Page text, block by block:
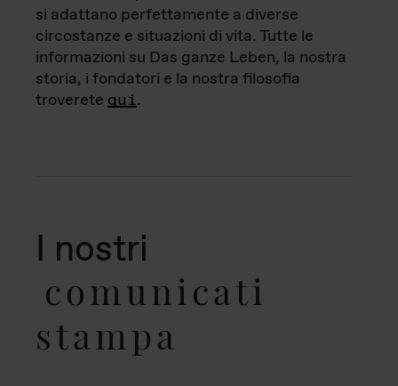
si adattano perfettamente a diverse
circostanze e situazioni di vita. Tutte le
informazioni su Das ganze Leben, la nostra
storia, i fondatori e la nostra filosofia
troverete qui.
I nostri
comunicati
stampa